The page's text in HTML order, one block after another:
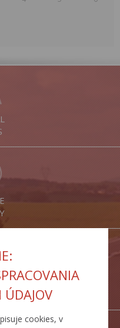
ÚDAJOV
cookies, v